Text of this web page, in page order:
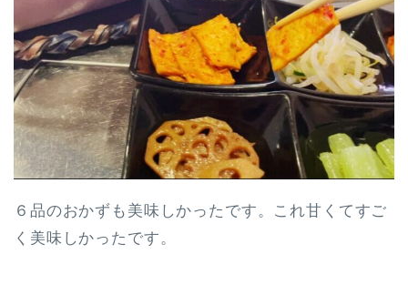
６品のおかずも美味しかったです。これ甘くてすご
く美味しかったです。